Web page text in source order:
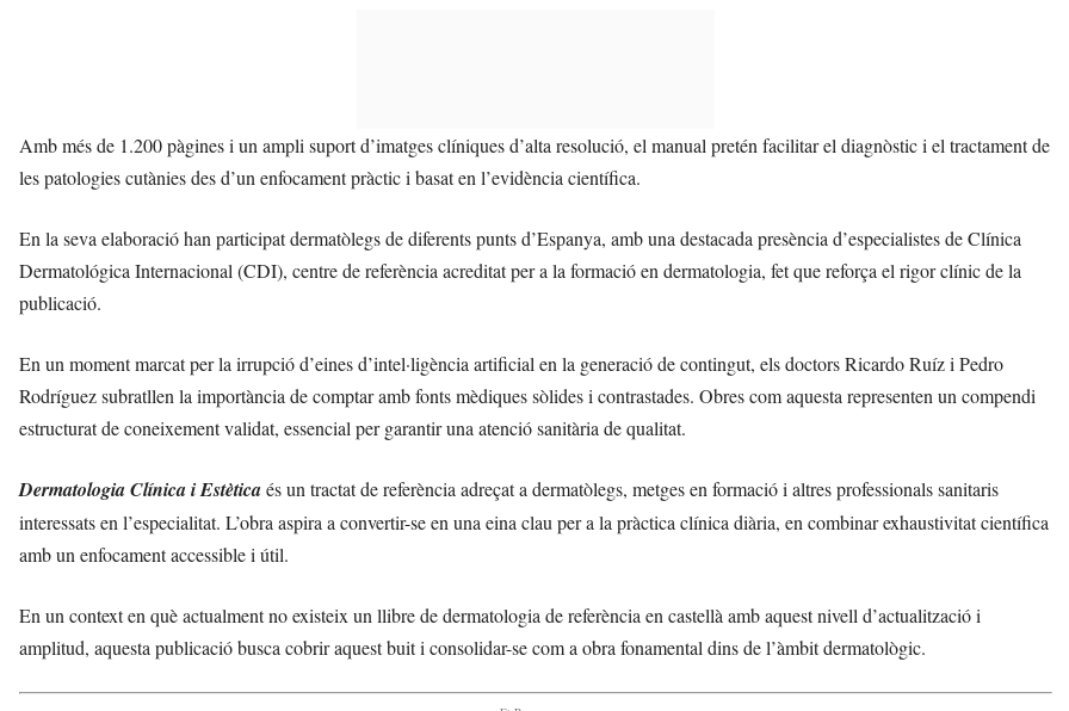
Amb més de 1.200 pàgines i un ampli suport d’imatges clíniques d’alta resolució, el manual pretén facilitar el diagnòstic i el tractament de
les patologies cutànies des d’un enfocament pràctic i basat en l’evidència científica.
En la seva elaboració han participat dermatòlegs de diferents punts d’Espanya, amb una destacada presència d’especialistes de Clínica
Dermatológica Internacional (CDI), centre de referència acreditat per a la formació en dermatologia, fet que reforça el rigor clínic de la
publicació.
En un moment marcat per la irrupció d’eines d’intel·ligència artificial en la generació de contingut, els doctors Ricardo Ruíz i Pedro
Rodríguez subratllen la importància de comptar amb fonts mèdiques sòlides i contrastades. Obres com aquesta representen un compendi
estructurat de coneixement validat, essencial per garantir una atenció sanitària de qualitat.
Dermatologia Clínica i Estèticaés un tractat de referència adreçat a dermatòlegs, metges en formació i altres professionals sanitaris
interessats en l’especialitat. L’obra aspira a convertir-se en una eina clau per a la pràctica clínica diària, en combinar exhaustivitat científica
amb un enfocament accessible i útil.
En un context en què actualment no existeix un llibre de dermatologia de referència en castellà amb aquest nivell d’actualització i
amplitud, aquesta publicació busca cobrir aquest buit i consolidar-se com a obra fonamental dins de l’àmbit dermatològic.